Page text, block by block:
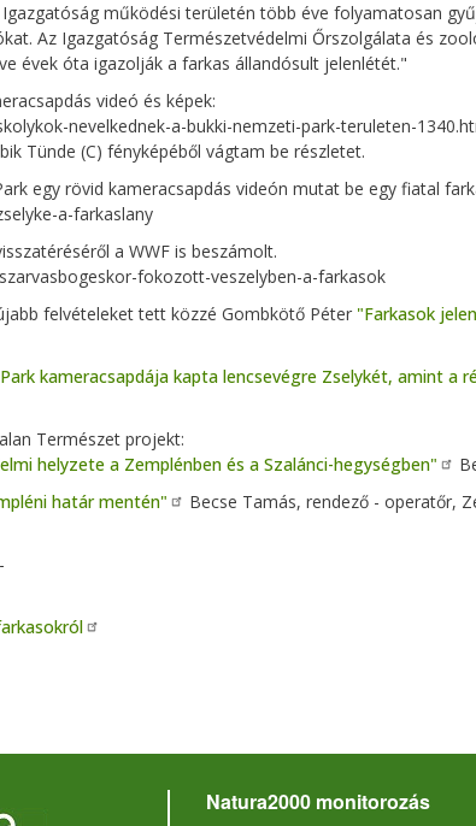
működési területén több éve folyamatosan
Az Igazgatóság Természetvédelmi Őrszolgálata és
évek óta igazolják a farkas állandósult jelenlétét."
videó és képek:
nevelkednek-a-bukki-nemzeti-park-teruleten-
Tünde (C) fényképéből vágtam be részletet.
egy rövid kameracsapdás videón mutat be egy fiatal
a-farkaslany
a WWF is beszámolt.
fokozott-veszelyben-a-farkasok
felvételeket tett közzé Gombkötő Péter "Farkasok
kameracsapdája kapta lencsevégre Zselykét, amint a
Természet projekt:
helyzete a Zemplénben és a Szalánci-hegységben"
határ mentén"
Becse Tamás, rendező - operatőr,
Natura2000 monitorozás